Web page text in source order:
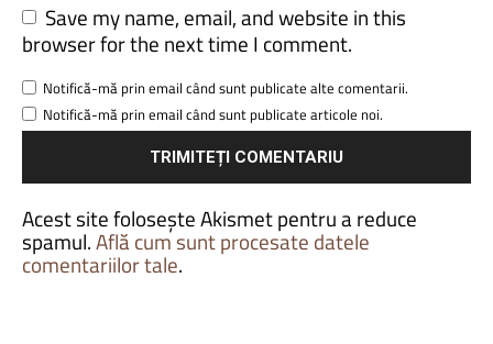
Save my name, email, and website in this
browser for the next time I comment.
Notifică-mă prin email când sunt publicate alte comentarii.
Notifică-mă prin email când sunt publicate articole noi.
Acest site folosește Akismet pentru a reduce
spamul.Află cum sunt procesate datele
comentariilor tale.